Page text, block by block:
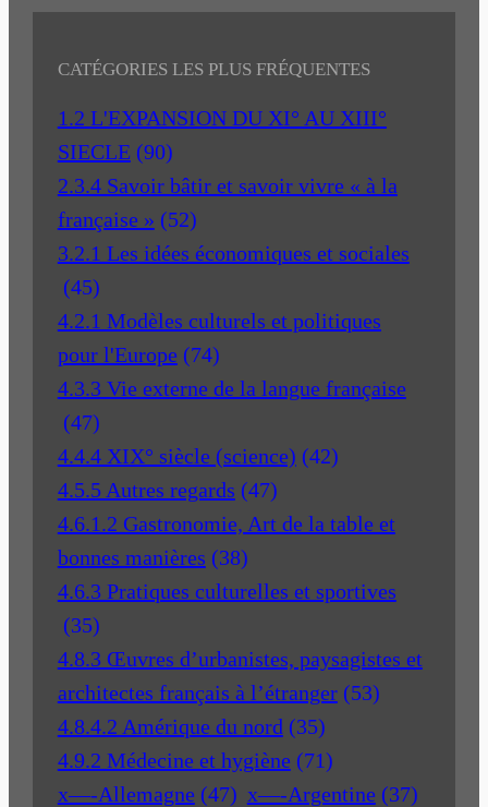
CATÉGORIES LES PLUS FRÉQUENTES
1.2 L'EXPANSION DU XI° AU XIII°
SIECLE (90)
2.3.4 Savoir bâtir et savoir vivre « à la
française » (52)
3.2.1 Les idées économiques et sociales
(45)
4.2.1 Modèles culturels et politiques
pour l'Europe (74)
4.3.3 Vie externe de la langue française
(47)
4.4.4 XIX° siècle (science) (42)
4.5.5 Autres regards (47)
4.6.1.2 Gastronomie, Art de la table et
bonnes manières (38)
4.6.3 Pratiques culturelles et sportives
(35)
4.8.3 Œuvres d’urbanistes, paysagistes et
architectes français à l’étranger (53)
4.8.4.2 Amérique du nord (35)
4.9.2 Médecine et hygiène (71)
x—-Allemagne (47) x—-Argentine (37)